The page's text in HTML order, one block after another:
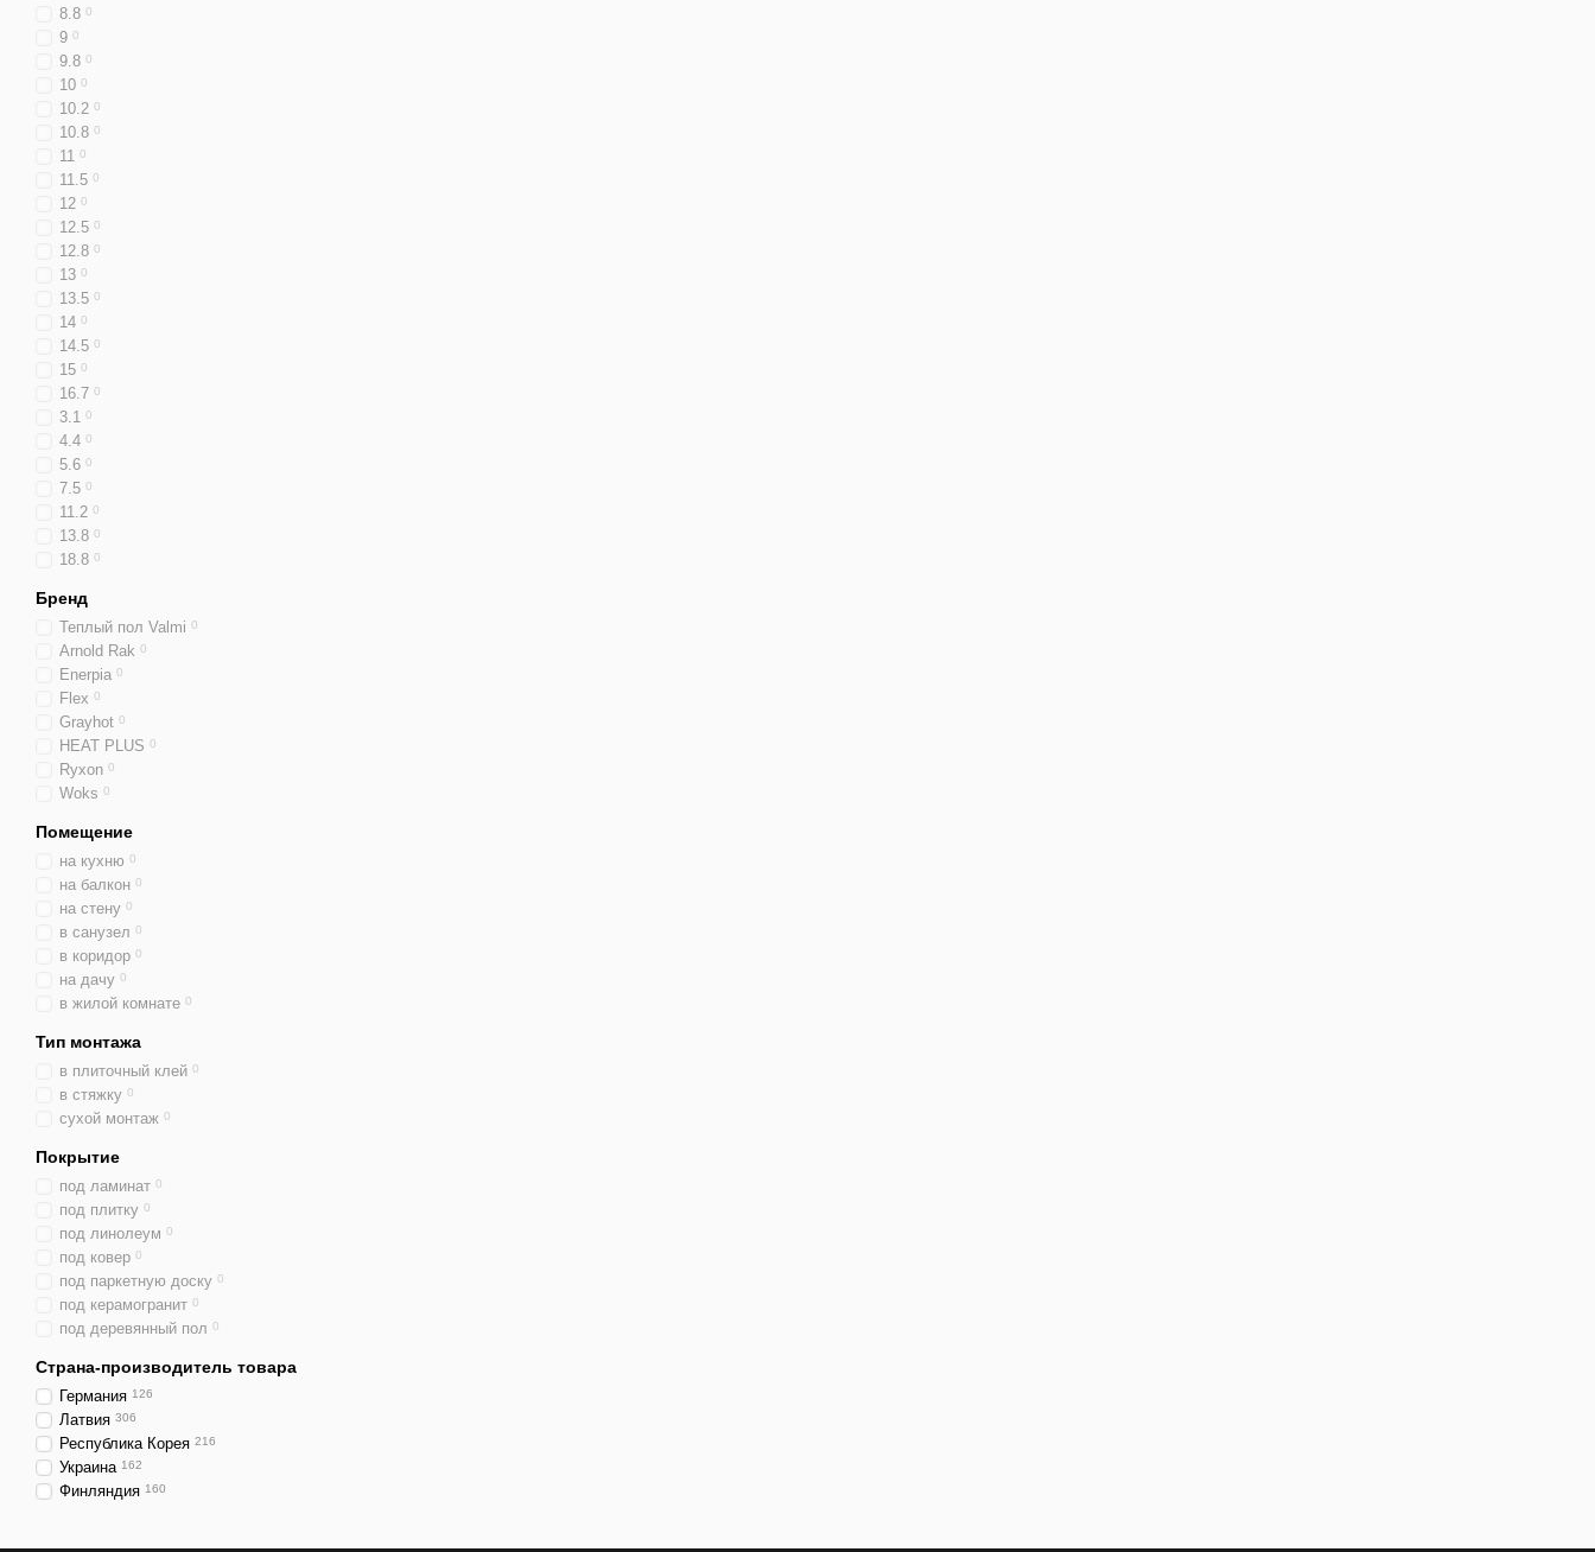
8.8 0
9 0
9.8 0
10 0
10.2 0
10.8 0
11 0
11.5 0
12 0
12.5 0
12.8 0
13 0
13.5 0
14 0
14.5 0
15 0
16.7 0
3.1 0
4.4 0
5.6 0
7.5 0
11.2 0
13.8 0
18.8 0
Бренд
Теплый пол Valmi 0
Arnold Rak 0
Enerpia 0
Flex 0
Grayhot 0
HEAT PLUS 0
Ryxon 0
Woks 0
Помещение
на кухню 0
на балкон 0
на стену 0
в санузел 0
в коридор 0
на дачу 0
в жилой комнате 0
Тип монтажа
в плиточный клей 0
в стяжку 0
сухой монтаж 0
Покрытие
под ламинат 0
под плитку 0
под линолеум 0
под ковер 0
под паркетную доску 0
под керамогранит 0
под деревянный пол 0
Страна-производитель товара
Германия 126
Латвия 306
Республика Корея 216
Украина 162
Финляндия 160